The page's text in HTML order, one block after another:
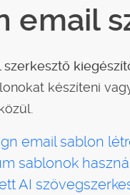
email
szerkesztő
készíteni
email sablon
sablonok
AI